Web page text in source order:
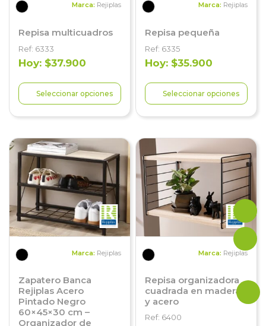
Marca: Rejiplas
Repisa multicuadros
Ref: 6333
Hoy: $37.900
Seleccionar opciones
Marca: Rejiplas
Repisa pequeña
Ref: 6335
Hoy: $35.900
Seleccionar opciones
Marca: Rejiplas
Zapatero Banca
Rejiplas Acero
Pintado Negro
60×45×30 cm –
Organizador de
Marca: Rejiplas
Repisa organizadora
cuadrada en madera
y acero
Ref: 6400